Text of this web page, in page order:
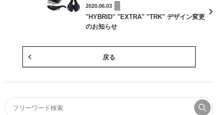
2020.06.03
"HYBRID" "EXTRA" "TRK" デザイン変更
のお知らせ
戻る